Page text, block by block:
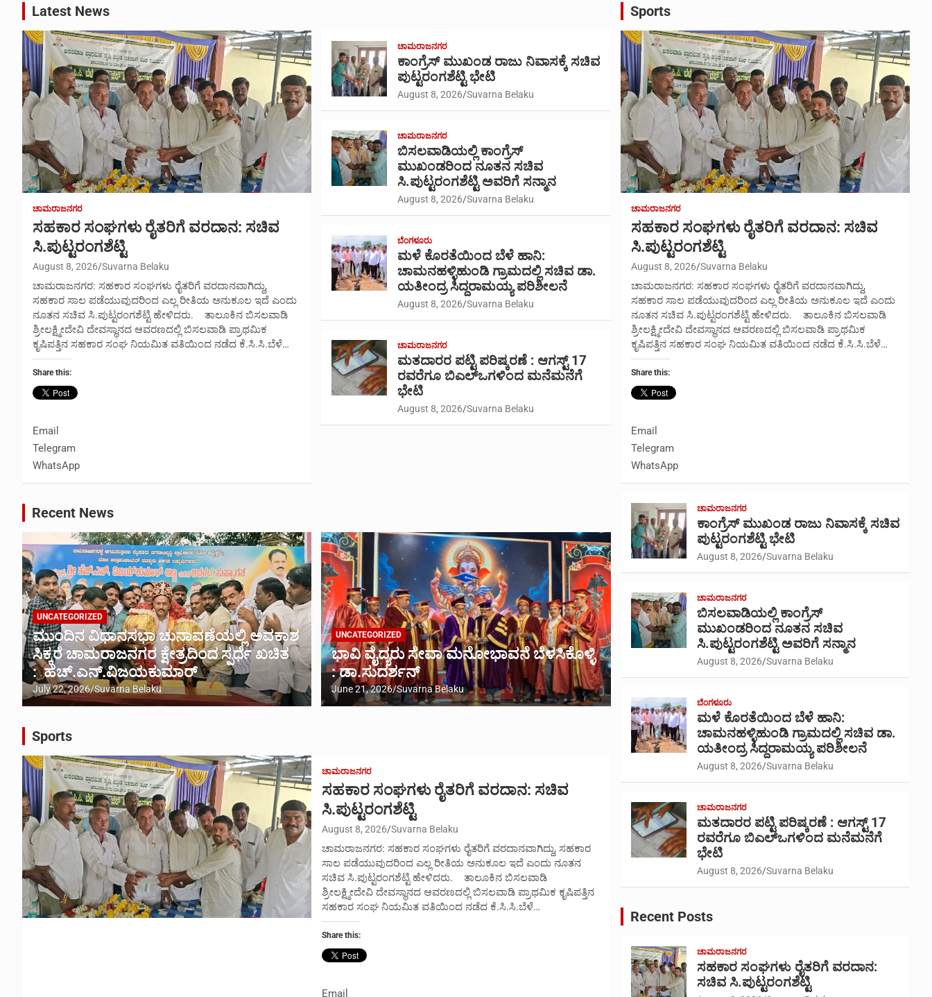
Latest News
ಚಾಮರಾಜನಗರ
ಸಹಕಾರ ಸಂಘಗಳು ರೈತರಿಗೆ ವರದಾನ: ಸಚಿವ
ಸಿ.ಪುಟ್ಟರಂಗಶೆಟ್ಟಿ
August 8, 2026 Suvarna Belaku
ಚಾಮರಾಜನಗರ: ಸಹಕಾರ ಸಂಘಗಳು ರೈತರಿಗೆ ವರದಾನವಾಗಿದ್ದು,
ಸಹಕಾರ ಸಾಲ ಪಡೆಯುವುದರಿಂದ ಎಲ್ಲ ರೀತಿಯ ಅನುಕೂಲ ಇದೆ ಎಂದು
ನೂತನ ಸಚಿವ ಸಿ.ಪುಟ್ಟರಂಗಶೆಟ್ಟಿ ಹೇಳಿದರು. ತಾಲೂಕಿನ ಬಿಸಲವಾಡಿ
ಶ್ರೀಲಕ್ಷ್ಮೀದೇವಿ ದೇವಸ್ಥಾನದ ಆವರಣದಲ್ಲಿ ಬಿಸಲವಾಡಿ ಪ್ರಾಥಮಿಕ
ಕೃಷಿಪತ್ತಿನ ಸಹಕಾರ ಸಂಘ ನಿಯಮಿತ ವತಿಯಿಂದ ನಡೆದ ಕೆ.ಸಿ.ಸಿ.ಬೆಳೆ…
Share this:
Email
Telegram
WhatsApp
ಚಾಮರಾಜನಗರ
ಕಾಂಗ್ರೆಸ್ ಮುಖಂಡ ರಾಜು ನಿವಾಸಕ್ಕೆ ಸಚಿವ
ಪುಟ್ಟರಂಗಶೆಟ್ಟಿ ಭೇಟಿ
August 8, 2026 Suvarna Belaku
ಚಾಮರಾಜನಗರ
ಬಿಸಲವಾಡಿಯಲ್ಲಿ ಕಾಂಗ್ರೆಸ್
ಮುಖಂಡರಿಂದ ನೂತನ ಸಚಿವ
ಸಿ.ಪುಟ್ಟರಂಗಶೆಟ್ಟಿ ಅವರಿಗೆ ಸನ್ಮಾನ
August 8, 2026 Suvarna Belaku
ಬೆಂಗಳೂರು
ಮಳೆ ಕೊರತೆಯಿಂದ ಬೆಳೆ ಹಾನಿ:
ಚಾಮನಹಳ್ಳಿಹುಂಡಿ ಗ್ರಾಮದಲ್ಲಿ ಸಚಿವ ಡಾ.
ಯತೀಂದ್ರ ಸಿದ್ದರಾಮಯ್ಯ ಪರಿಶೀಲನೆ
August 8, 2026 Suvarna Belaku
ಚಾಮರಾಜನಗರ
ಮತದಾರರ ಪಟ್ಟಿ ಪರಿಷ್ಕರಣೆ : ಆಗಸ್ಟ್ 17
ರವರೆಗೂ ಬಿಎಲ್‍ಒಗಳಿಂದ ಮನೆಮನೆಗೆ
ಭೇಟಿ
August 8, 2026 Suvarna Belaku
Recent News
UNCATEGORIZED
ಮುಂದಿನ ವಿಧಾನಸಭಾ ಚುನಾವಣೆಯಲ್ಲಿ ಅವಕಾಶ
ಸಿಕ್ಕರೆ ಚಾಮರಾಜನಗರ ಕ್ಷೇತ್ರದಿಂದ ಸ್ಪರ್ಧೆ ಖಚಿತ
: ಹೆಚ್.ಎನ್.ವಿಜಯಕುಮಾರ್
July 22, 2026 Suvarna Belaku
UNCATEGORIZED
ಭಾವಿ ವೈದ್ಯರು ಸೇವಾ ಮನೋಭಾವನೆ ಬೆಳಸಿಕೊಳ್ಳಿ
: ಡಾ.ಸುದರ್ಶನ್
June 21, 2026 Suvarna Belaku
Sports
ಚಾಮರಾಜನಗರ
ಸಹಕಾರ ಸಂಘಗಳು ರೈತರಿಗೆ ವರದಾನ: ಸಚಿವ
ಸಿ.ಪುಟ್ಟರಂಗಶೆಟ್ಟಿ
August 8, 2026 Suvarna Belaku
ಚಾಮರಾಜನಗರ: ಸಹಕಾರ ಸಂಘಗಳು ರೈತರಿಗೆ ವರದಾನವಾಗಿದ್ದು, ಸಹಕಾರ
ಸಾಲ ಪಡೆಯುವುದರಿಂದ ಎಲ್ಲ ರೀತಿಯ ಅನುಕೂಲ ಇದೆ ಎಂದು ನೂತನ
ಸಚಿವ ಸಿ.ಪುಟ್ಟರಂಗಶೆಟ್ಟಿ ಹೇಳಿದರು. ತಾಲೂಕಿನ ಬಿಸಲವಾಡಿ
ಶ್ರೀಲಕ್ಷ್ಮೀದೇವಿ ದೇವಸ್ಥಾನದ ಆವರಣದಲ್ಲಿ ಬಿಸಲವಾಡಿ ಪ್ರಾಥಮಿಕ ಕೃಷಿಪತ್ತಿನ
ಸಹಕಾರ ಸಂಘ ನಿಯಮಿತ ವತಿಯಿಂದ ನಡೆದ ಕೆ.ಸಿ.ಸಿ.ಬೆಳೆ…
Share this:
Email
Sports
ಚಾಮರಾಜನಗರ
ಸಹಕಾರ ಸಂಘಗಳು ರೈತರಿಗೆ ವರದಾನ: ಸಚಿವ
ಸಿ.ಪುಟ್ಟರಂಗಶೆಟ್ಟಿ
August 8, 2026 Suvarna Belaku
ಚಾಮರಾಜನಗರ: ಸಹಕಾರ ಸಂಘಗಳು ರೈತರಿಗೆ ವರದಾನವಾಗಿದ್ದು,
ಸಹಕಾರ ಸಾಲ ಪಡೆಯುವುದರಿಂದ ಎಲ್ಲ ರೀತಿಯ ಅನುಕೂಲ ಇದೆ ಎಂದು
ನೂತನ ಸಚಿವ ಸಿ.ಪುಟ್ಟರಂಗಶೆಟ್ಟಿ ಹೇಳಿದರು. ತಾಲೂಕಿನ ಬಿಸಲವಾಡಿ
ಶ್ರೀಲಕ್ಷ್ಮೀದೇವಿ ದೇವಸ್ಥಾನದ ಆವರಣದಲ್ಲಿ ಬಿಸಲವಾಡಿ ಪ್ರಾಥಮಿಕ
ಕೃಷಿಪತ್ತಿನ ಸಹಕಾರ ಸಂಘ ನಿಯಮಿತ ವತಿಯಿಂದ ನಡೆದ ಕೆ.ಸಿ.ಸಿ.ಬೆಳೆ…
Share this:
Email
Telegram
WhatsApp
ಚಾಮರಾಜನಗರ
ಕಾಂಗ್ರೆಸ್ ಮುಖಂಡ ರಾಜು ನಿವಾಸಕ್ಕೆ ಸಚಿವ
ಪುಟ್ಟರಂಗಶೆಟ್ಟಿ ಭೇಟಿ
August 8, 2026 Suvarna Belaku
ಚಾಮರಾಜನಗರ
ಬಿಸಲವಾಡಿಯಲ್ಲಿ ಕಾಂಗ್ರೆಸ್
ಮುಖಂಡರಿಂದ ನೂತನ ಸಚಿವ
ಸಿ.ಪುಟ್ಟರಂಗಶೆಟ್ಟಿ ಅವರಿಗೆ ಸನ್ಮಾನ
August 8, 2026 Suvarna Belaku
ಬೆಂಗಳೂರು
ಮಳೆ ಕೊರತೆಯಿಂದ ಬೆಳೆ ಹಾನಿ:
ಚಾಮನಹಳ್ಳಿಹುಂಡಿ ಗ್ರಾಮದಲ್ಲಿ ಸಚಿವ ಡಾ.
ಯತೀಂದ್ರ ಸಿದ್ದರಾಮಯ್ಯ ಪರಿಶೀಲನೆ
August 8, 2026 Suvarna Belaku
ಚಾಮರಾಜನಗರ
ಮತದಾರರ ಪಟ್ಟಿ ಪರಿಷ್ಕರಣೆ : ಆಗಸ್ಟ್ 17
ರವರೆಗೂ ಬಿಎಲ್‍ಒಗಳಿಂದ ಮನೆಮನೆಗೆ
ಭೇಟಿ
August 8, 2026 Suvarna Belaku
Recent Posts
ಚಾಮರಾಜನಗರ
ಸಹಕಾರ ಸಂಘಗಳು ರೈತರಿಗೆ ವರದಾನ:
ಸಚಿವ ಸಿ.ಪುಟ್ಟರಂಗಶೆಟ್ಟಿ